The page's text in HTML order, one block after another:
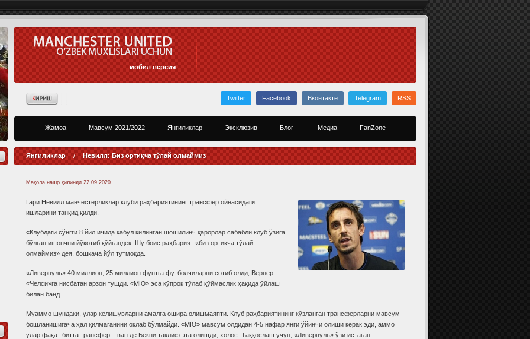
мобил версия
Twitter Facebook Вконтакте Telegram RSS
Жамоа Мавсум 2021/2022 Янгиликлар Эксклюзив Блог Медиа FanZone
Янгиликлар / Невилл: Биз ортиқча тўлай олмаймиз
Мақола нашр қилинди 22.09.2020
Гари Невилл манчестерликлар клуби раҳбариятининг трансфер ойнасидаги
ишларини танқид қилди.
«Клубдаги сўнгги 8 йил ичида қабул қилинган шошилинч қарорлар сабабли клуб ўзига
бўлган ишончни йўқотиб қўйгандек. Шу боис раҳбарият «биз ортиқча тўлай
олмаймиз» дея, бошқача йўл тутмоқда.
«Ливерпуль» 40 миллион, 25 миллион фунтга футболчиларни сотиб олди, Вернер
«Челси»га нисбатан арзон тушди. «МЮ» эса кўпроқ тўлаб қўймаслик ҳақида ўйлаш
билан банд.
Муаммо шундаки, улар келишувларни амалга ошира олишмаяпти. Клуб раҳбариятининг кўзланган трансферларни мавсум
бошланишигача ҳал қилмаганини оқлаб бўлмайди. «МЮ» мавсум олдидан 4-5 нафар янги ўйинчи олиши керак эди, аммо
улар фақат битта трансфер – ван де Бекни таклиф эта олишди, холос. Таққослаш учун, «Ливерпуль» ўзи истаган